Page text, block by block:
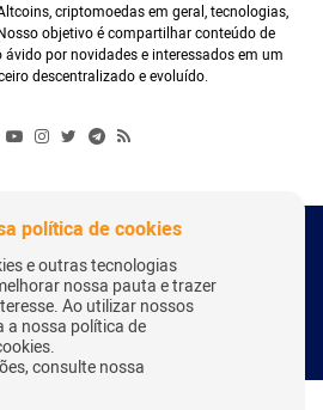
criptomoedas em geral, tecnologias,
objetivo é compartilhar conteúdo de
por novidades e interessados em um
descentralizado e evoluído.
2018 - Todos os Direitos Reservados
por: Herick Correa
política de cookies
e outras tecnologias
nossa pauta e trazer
Ao utilizar nossos
a nossa política de
consulte nossa